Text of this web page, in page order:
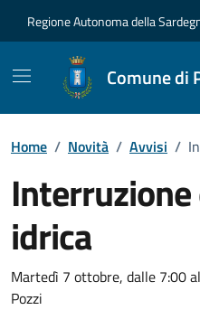
Regione Autonoma della
Comune di
Home / Novità / Avvisi /
idrica
Dettagli della
Martedì 7 ottobre, dalle 7:00
Pozzi